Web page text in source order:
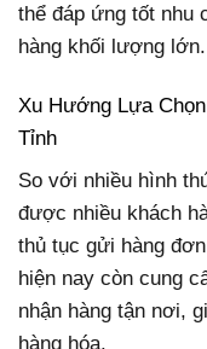
thể đáp ứng tốt nhu
hàng khối lượng lớn.
Xu Hướng Lựa
Tỉnh
So với nhiều hình
được nhiều khách
thủ tục gửi hàng
hiện nay còn cung
nhận hàng tận nơi,
hàng hóa.